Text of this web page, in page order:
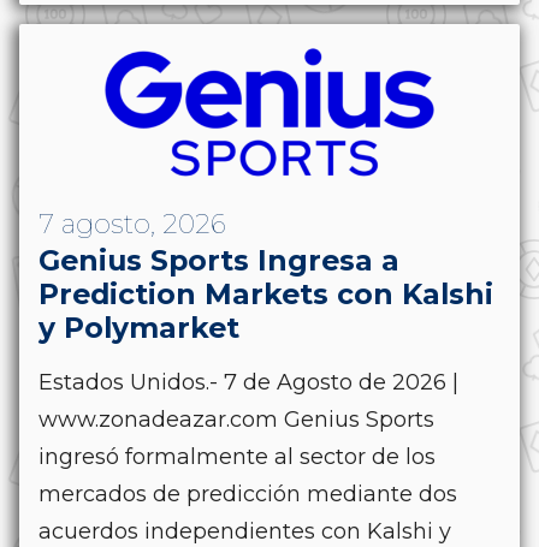
7 agosto, 2026
Genius Sports Ingresa a
Prediction Markets con Kalshi
y Polymarket
Estados Unidos.- 7 de Agosto de 2026 |
www.zonadeazar.com Genius Sports
ingresó formalmente al sector de los
mercados de predicción mediante dos
acuerdos independientes con Kalshi y